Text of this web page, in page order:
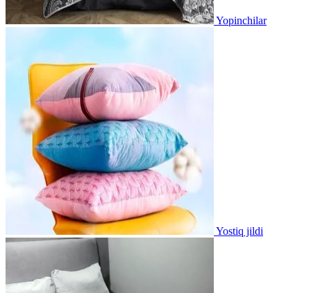
Yopinchilar
Yostiq jildi